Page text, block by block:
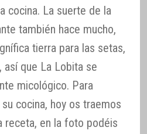
cocina. La suerte de la
también hace mucho,
tierra para las setas,
que La Lobita se
micológico. Para
cocina, hoy os traemos
receta, en la foto podéis